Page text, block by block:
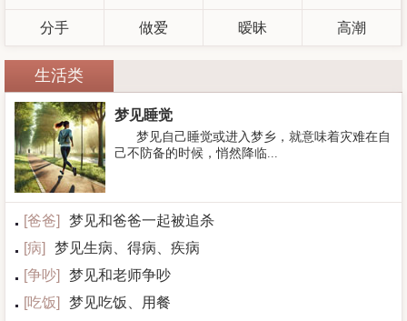
分手 做爱 暧昧 高潮
生活类
梦见睡觉
梦见自己睡觉或进入梦乡，就意味着灾难在自
己不防备的时候，悄然降临...
[爸爸]
梦见和爸爸一起被追杀
[病]
梦见生病、得病、疾病
[争吵]
梦见和老师争吵
[吃饭]
梦见吃饭、用餐